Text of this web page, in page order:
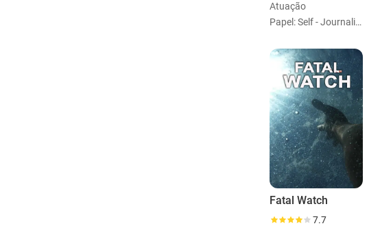
Atuação
Papel: Self - Journalist, Salon.com
Fatal Watch
7.7